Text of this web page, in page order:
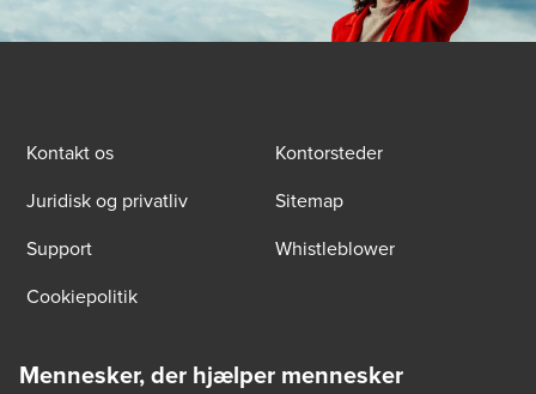
Kontakt os
Kontorsteder
Juridisk og privatliv
Sitemap
Support
Whistleblower
Cookiepolitik
Mennesker, der hjælper mennesker